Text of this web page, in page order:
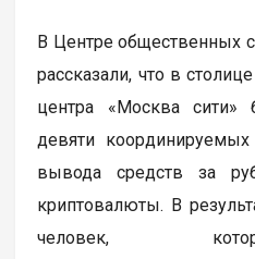
В Центре общественных
рассказали, что в
центра «Москва сити»
девяти
вывода средств за
криптовалюты. В
человек,